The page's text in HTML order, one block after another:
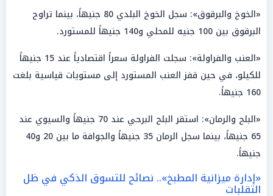
«الخوخ والبرقوق»: سجل الخوخ البلدي 80 جنيهاً، بينما تراوح
البرقوق بين 100 جنيه للمحلي و140 جنيهاً للمستورد.
«العنب والفراولة»: سجلت الفراولة سعراً اقتصادياً عند 15 جنيهاً
للكيلو، في حين قفز العنب المستورد إلى مستويات قياسية بلغت
160 جنيهاً.
«البلح والرمان»: استقر البلح البرحي عند 70 جنيهاً والسيوي عند
65 جنيهاً، بينما سجل الرمان 35 جنيهاً والجوافة ما بين 20 و40
جنيهاً.
«إدارة ميزانية المطبخ».. نصائح للتسوق الذكي في ظل
التقلبات